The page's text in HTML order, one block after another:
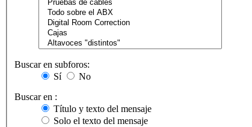
Buscar en subforos:
Sí
No
Buscar en :
Título y texto del mensaje
Solo el texto del mensaje